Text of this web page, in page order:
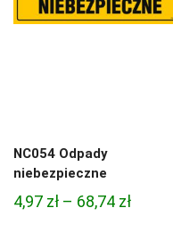
NC054 Odpady
niebezpieczne
4,97 zł – 68,74 złZakres